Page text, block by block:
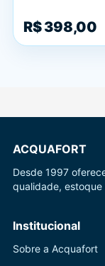
R$ 398,00
ACQUAFORT
Desde 1997
qualidade,
Institucional
Sobre a Acquafort